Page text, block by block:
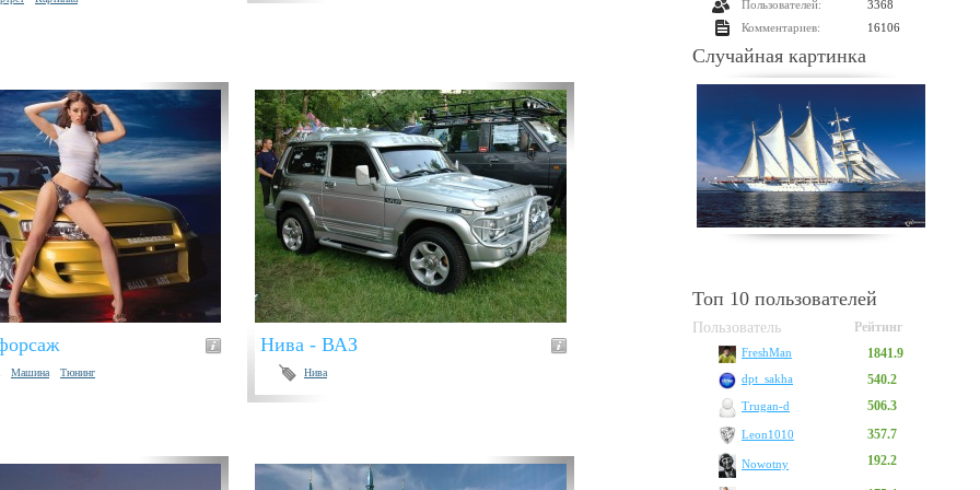
Машина Тюнинг
Нива - ВАЗ
Нива
Пользователей:
3368
Комментариев:
16106
Случайная картинка
Топ 10 пользователей
Пользователь Рейтинг
FreshMan 1841.9
dpt_sakha 540.2
Trugan-d 506.3
Leon1010 357.7
Nowotny 192.2